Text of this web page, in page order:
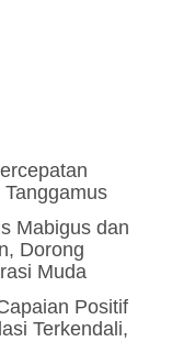
Mabigus dan
Dorong
Muda
Positif
Terkendali,